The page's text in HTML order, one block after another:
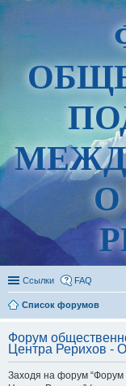
О
Ссылки FAQ
Список форумов
Форум
Центра Рерихов -
Заходя на форум